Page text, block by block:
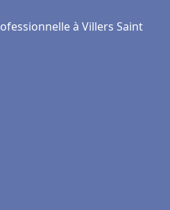
à Villers Saint